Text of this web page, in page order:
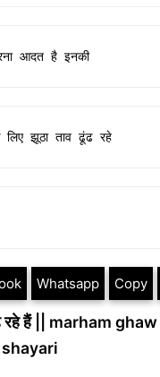
आदत है इनकी
झूठा ताव ढूंढ रहे
Whatsapp Copy
रहे हैं || marham